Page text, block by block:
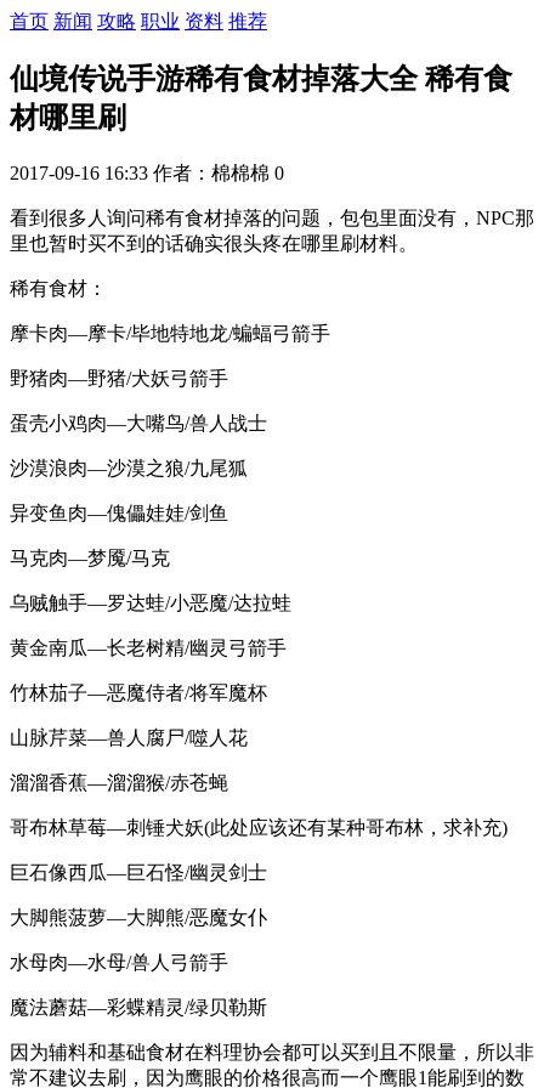
首页 新闻 攻略 职业 资料 推荐
仙境传说手游稀有食材掉落大全 稀有食
材哪里刷
2017-09-16 16:33 作者：棉棉棉 0
看到很多人询问稀有食材掉落的问题，包包里面没有，NPC那
里也暂时买不到的话确实很头疼在哪里刷材料。
稀有食材：
摩卡肉—摩卡/毕地特地龙/蝙蝠弓箭手
野猪肉—野猪/犬妖弓箭手
蛋壳小鸡肉—大嘴鸟/兽人战士
沙漠浪肉—沙漠之狼/九尾狐
异变鱼肉—傀儡娃娃/剑鱼
马克肉—梦魇/马克
乌贼触手—罗达蛙/小恶魔/达拉蛙
黄金南瓜—长老树精/幽灵弓箭手
竹林茄子—恶魔侍者/将军魔杯
山脉芹菜—兽人腐尸/噬人花
溜溜香蕉—溜溜猴/赤苍蝇
哥布林草莓—刺锤犬妖(此处应该还有某种哥布林，求补充)
巨石像西瓜—巨石怪/幽灵剑士
大脚熊菠萝—大脚熊/恶魔女仆
水母肉—水母/兽人弓箭手
魔法蘑菇—彩蝶精灵/绿贝勒斯
因为辅料和基础食材在料理协会都可以买到且不限量，所以非
常不建议去刷，因为鹰眼的价格很高而一个鹰眼1能刷到的数